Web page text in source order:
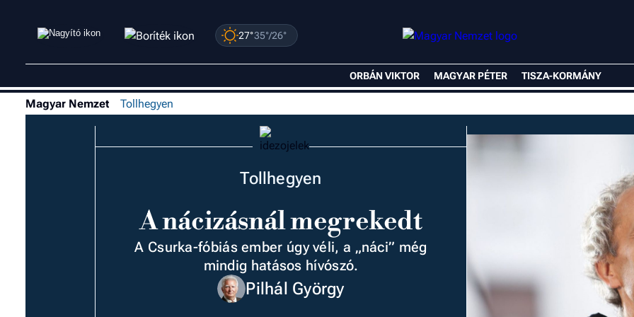
27°35°/26°
ORBÁN VIKTOR MAGYAR PÉTER TISZA-KORMÁNY
Magyar Nemzet Tollhegyen
Tollhegyen
A nácizásnál megrekedt
A Csurka-fóbiás ember úgy véli, a „náci” még
mindig hatásos hívószó.
Pilhál György